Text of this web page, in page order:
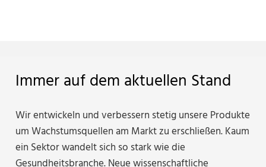
Immer auf dem aktuellen Stand
Wir entwickeln und verbessern stetig unsere Produkte
um Wachstumsquellen am Markt zu erschließen. Kaum
ein Sektor wandelt sich so stark wie die
Gesundheitsbranche. Neue wissenschaftliche